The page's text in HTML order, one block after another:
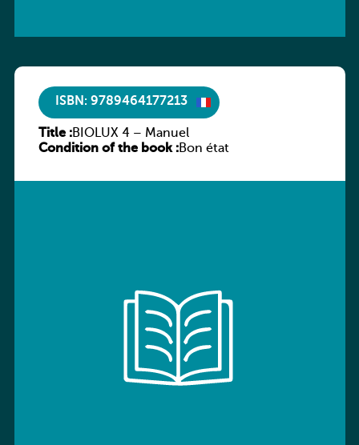
ISBN: 9789464177213
Title :BIOLUX 4 – Manuel
Condition of the book :Bon état